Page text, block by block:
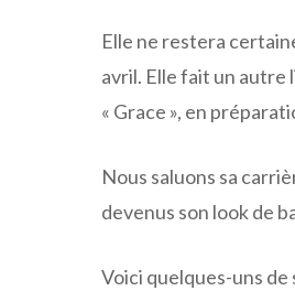
Elle ne restera
avril. Elle fait un autre
« Grace », en
Nous saluons sa
devenus son look de
Voici quelques-uns de